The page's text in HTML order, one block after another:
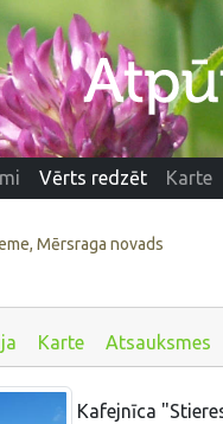
Vērts redzēt Karte
Mērsraga novads
Karte Atsauksmes
Kafejnīca